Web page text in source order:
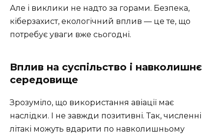
Але і виклики не надто за горами. Безпека,
кіберзахист, екологічний вплив — це те, що
потребує уваги вже сьогодні.
Вплив на суспільство і навколишнє
середовище
Зрозуміло, що використання авіації має
наслідки. І не завжди позитивні. Так, численні
літакі можуть вдарити по навколишньому